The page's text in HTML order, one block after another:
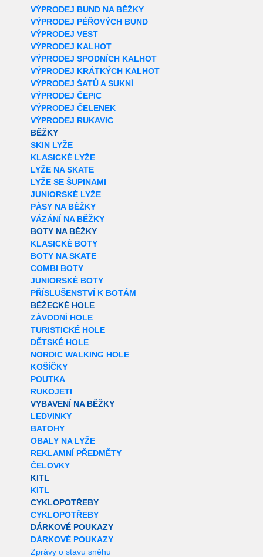
VÝPRODEJ BUND NA BĚŽKY
VÝPRODEJ PÉŘOVÝCH BUND
VÝPRODEJ VEST
VÝPRODEJ KALHOT
VÝPRODEJ SPODNÍCH KALHOT
VÝPRODEJ KRÁTKÝCH KALHOT
VÝPRODEJ ŠATŮ A SUKNÍ
VÝPRODEJ ČEPIC
VÝPRODEJ ČELENEK
VÝPRODEJ RUKAVIC
BĚŽKY
SKIN LYŽE
KLASICKÉ LYŽE
LYŽE NA SKATE
LYŽE SE ŠUPINAMI
JUNIORSKÉ LYŽE
PÁSY NA BĚŽKY
VÁZÁNÍ NA BĚŽKY
BOTY NA BĚŽKY
KLASICKÉ BOTY
BOTY NA SKATE
COMBI BOTY
JUNIORSKÉ BOTY
PŘÍSLUŠENSTVÍ K BOTÁM
BĚŽECKÉ HOLE
ZÁVODNÍ HOLE
TURISTICKÉ HOLE
DĚTSKÉ HOLE
NORDIC WALKING HOLE
KOŠÍČKY
POUTKA
RUKOJETI
VYBAVENÍ NA BĚŽKY
LEDVINKY
BATOHY
OBALY NA LYŽE
REKLAMNÍ PŘEDMĚTY
ČELOVKY
KITL
KITL
CYKLOPOTŘEBY
CYKLOPOTŘEBY
DÁRKOVÉ POUKAZY
DÁRKOVÉ POUKAZY
Zprávy o stavu sněhu